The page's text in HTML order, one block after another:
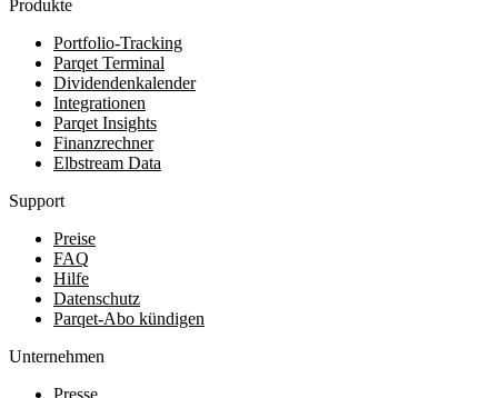
Produkte
Portfolio-Tracking
Parqet Terminal
Dividendenkalender
Integrationen
Parqet Insights
Finanzrechner
Elbstream Data
Support
Preise
FAQ
Hilfe
Datenschutz
Parqet-Abo kündigen
Unternehmen
Presse